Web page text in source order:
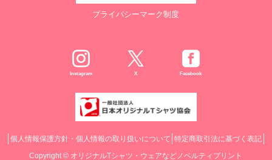
プライバシーマーク制度
Instagram X Facebook
個人情報保護方針・個人情報の取り扱いについて 特定商取引法に基づく表記
Copyright © オリジナルTシャツ・ウェアなどノベルティプリント